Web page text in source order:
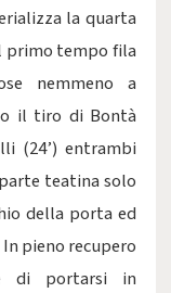
la quarta
primo tempo fila
nemmeno a
il tiro di Bontà
(24’) entrambi
teatina solo
della porta ed
pieno recupero
di portarsi in